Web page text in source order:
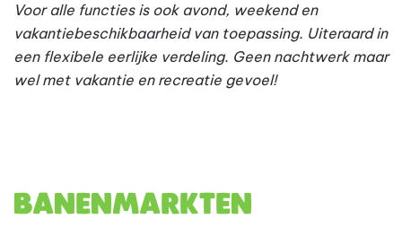
Voor alle functies is ook avond, weekend en
vakantiebeschikbaarheid van toepassing. Uiteraard in
een flexibele eerlijke verdeling. Geen nachtwerk maar
wel met vakantie en recreatie gevoel!
Banenmarkten